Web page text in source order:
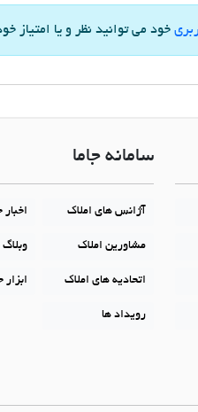
خود می توانید نظر و یا امتیاز
سامانه جاما
آژانس های املاک اخبار
مشاورین املاک وبلاگ
اتحادیه های املاک ابزار
رویداد ها